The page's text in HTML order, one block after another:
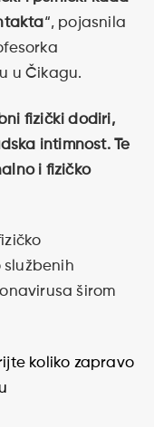
“, pojasnila
u Čikagu.
fizički dodiri,
intimnost. Te
i fizičko
širom
koliko zapravo